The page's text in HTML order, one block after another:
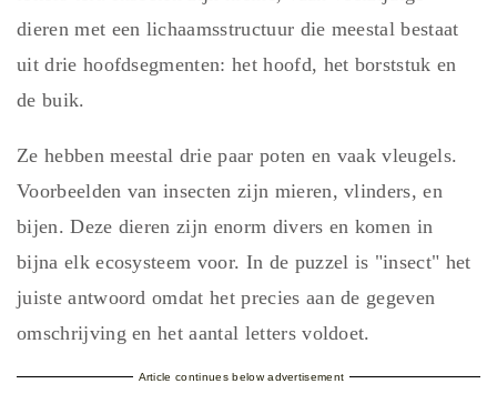
dieren met een lichaamsstructuur die meestal bestaat
uit drie hoofdsegmenten: het hoofd, het borststuk en
de buik.
Ze hebben meestal drie paar poten en vaak vleugels.
Voorbeelden van insecten zijn mieren, vlinders, en
bijen. Deze dieren zijn enorm divers en komen in
bijna elk ecosysteem voor. In de puzzel is "insect" het
juiste antwoord omdat het precies aan de gegeven
omschrijving en het aantal letters voldoet.
Article continues below advertisement